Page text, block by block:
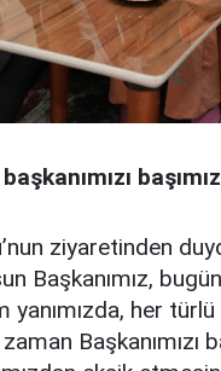
ziyaretinden
Başkanımız,
yanımızda, her
Başkanımızı